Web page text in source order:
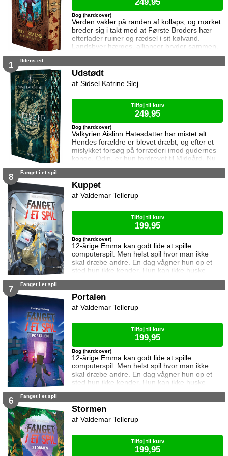
Verden vakler på randen af kollaps, og mørket
breder sig i takt med at Første Broders hær
efterlader ruiner og rædsel i sit kølvand.
Landsbyer hærges, alliancer bryder sammen,
og håbet bliver sværere at holde fast i. Bob og
kæmper stadig – for overlevelse, for hinanden,
for en verden der smuldrer mellem hænderne
på dem. Alle veje fører mod nord. Mod én
Bog (hardcover)
1 Ildens ed
Udstødt
Valkyrien Aislinn Hatesdatter har mistet alt.
Hendes forældre er blevet dræbt, og efter et
mislykket forsøg på forræderi imod gudernes
konge, Odin, er hun fordrevet til Midgård. Nu
står hun alene tilbage i det øde
besluttet på at dræbe hende. Da Aislinns
ægtemand, som hun blev tvunget til at gifte sig
med i et arrangeret ægteskab, uventet redder
Bog (hardcover)
Sidsel Katrine Slej
Tilføj til kurv
249,95
8 Fanget i et spil
Kuppet
12-årige Emma kan godt lide at spille
computerspil. Men helst spil hvor man ikke
skal dræbe andre. En dag vågner hun op et
sted hun ikke kender. Hun kan ikke huske
hvordan hun er kommet dertil, og hun aner
eneste hjælp hun får, er et ur som skriver
hende til at stjæle noget fra en bank. Kan
Bog (hardcover)
Valdemar Tellerup
Tilføj til kurv
199,95
7 Fanget i et spil
Portalen
12-årige Emma kan godt lide at spille
computerspil. Men helst spil hvor man ikke
skal dræbe andre. En dag vågner hun op et
sted hun ikke kender. Hun kan ikke huske
hvordan hun er kommet dertil, og hun aner
eneste hjælp hun får, er et ur som skriver
hende til at lave en portal i en verden fyldt
Bog (hardcover)
Valdemar Tellerup
Tilføj til kurv
199,95
6 Fanget i et spil
Stormen
Valdemar Tellerup
Tilføj til kurv
199,95